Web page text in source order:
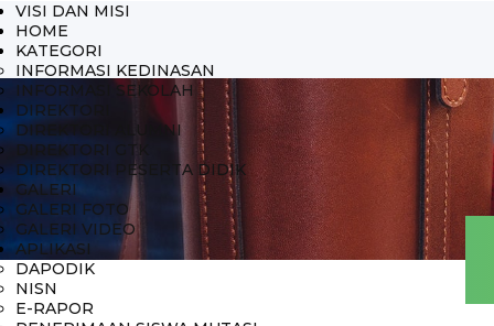
VISI DAN MISI
HOME
KATEGORI
INFORMASI KEDINASAN
INFORMASI SEKOLAH
DIREKTORI
DIREKTORI ALUMNI
DIREKTORI GTK
DIREKTORI PESERTA DIDIK
GALERI
GALERI FOTO
GALERI VIDEO
APLIKASI
DAPODIK
NISN
E-RAPOR